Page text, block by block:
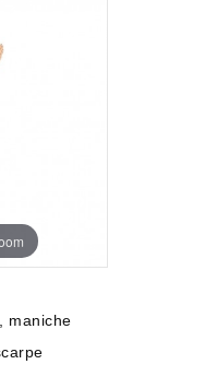
maniche